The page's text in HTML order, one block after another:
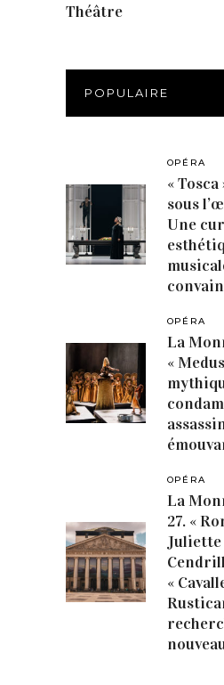
Théâtre
POPULAIRE
OPÉRA
«
sous
Une
OPÉRA
La
«
OPÉRA
La
27. «
Juliette
«